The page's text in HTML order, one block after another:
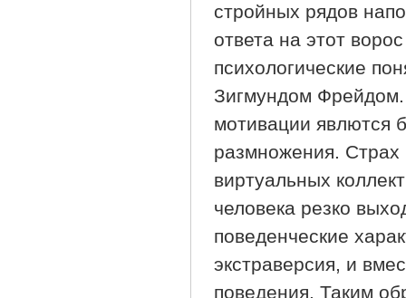
стройных рядов
ответа на этот
психологические
Зигмундом
мотивации явлются
размножения.
виртуальных
человека резко
поведенческие
экстраверсия, и
поведения. Таким